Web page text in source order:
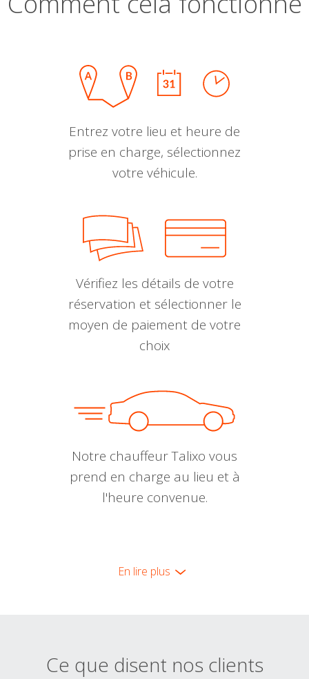
Entrez votre lieu et heure de
prise en charge, sélectionnez
votre véhicule.
Vérifiez les détails de votre
réservation et sélectionner le
moyen de paiement de votre
choix
Notre chauffeur Talixo vous
prend en charge au lieu et à
l'heure convenue.
En lire plus
Ce que disent nos clients